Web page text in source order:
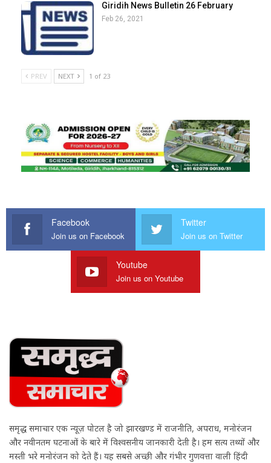
Giridih News Bulletin 26 February
Feb 26, 2021
PREV NEXT 1 of 23
Facebook
Join us on Facebook
Twitter
Join us on Twitter
Youtube
Join us on Youtube
समृद्ध समाचार एक न्यूज़ पोर्टल है जो झारखण्ड में राजनीति, अपराध, मनोरंजन
और नवीनतम घटनाओं के बारे में विश्वसनीय जानकारी देती है। हम सत्य तथ्यों और
मस्ती भरे मनोरंजन को देते हैं। यह सबसे अच्छी और गंभीर गुणवत्ता वाली हिंदी